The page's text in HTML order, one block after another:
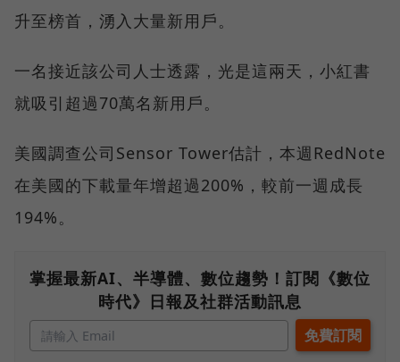
升至榜首，湧入大量新用戶。
一名接近該公司人士透露，光是這兩天，小紅書
就吸引超過70萬名新用戶。
美國調查公司Sensor Tower估計，本週RedNote
在美國的下載量年增超過200%，較前一週成長
194%。
掌握最新AI、半導體、數位趨勢！訂閱《數位
時代》日報及社群活動訊息